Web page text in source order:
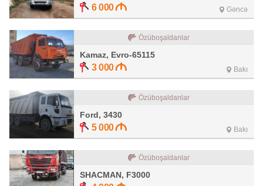
6 000 Gəncə
Özüboşaldanlar
Kamaz, Evro-65115
3 000 Bakı
Özüboşaldanlar
Ford, 3430
5 000 Bakı
Özüboşaldanlar
SHACMAN, F3000